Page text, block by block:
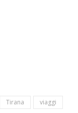
Tirana viaggi